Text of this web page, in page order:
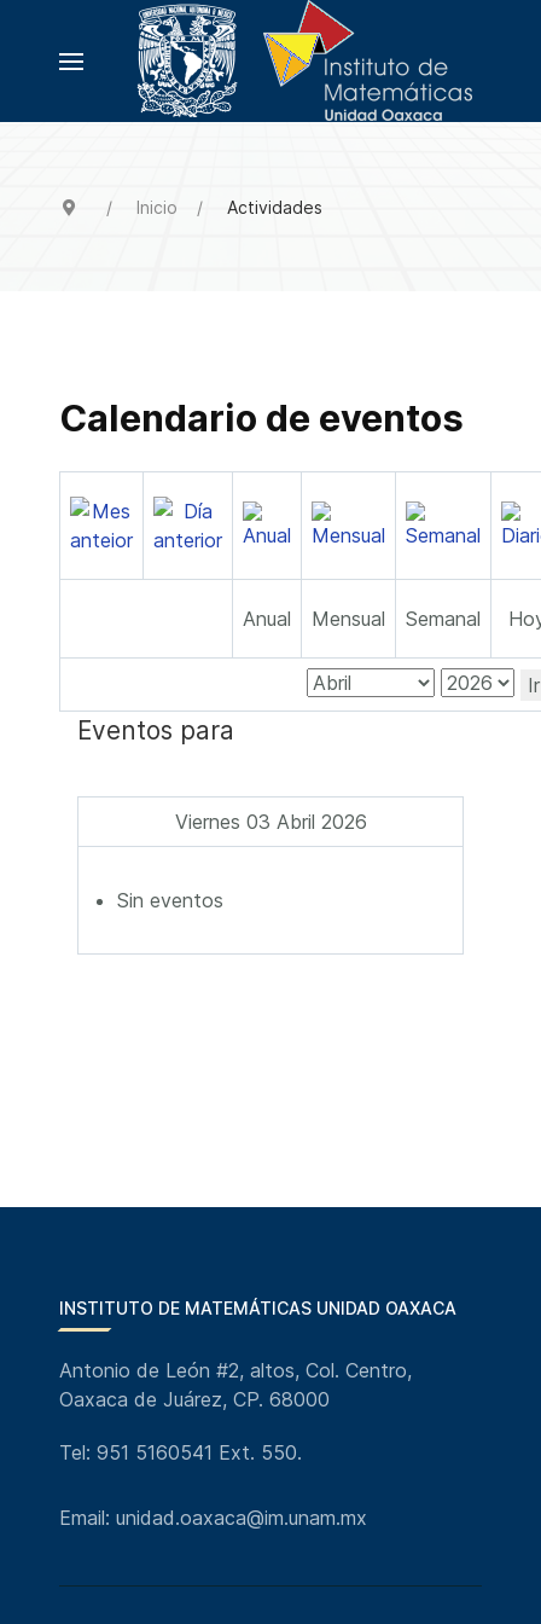
Inicio Actividades
Calendario de eventos
Anual Mensual Semanal
Eventos para
Viernes 03 Abril 2026
Sin eventos
INSTITUTO DE MATEMÁTICAS UNIDAD OAXACA
Antonio de León #2, altos, Col. Centro,
Oaxaca de Juárez, CP. 68000
Tel: 951 5160541 Ext. 550.
Email: unidad.oaxaca@im.unam.mx